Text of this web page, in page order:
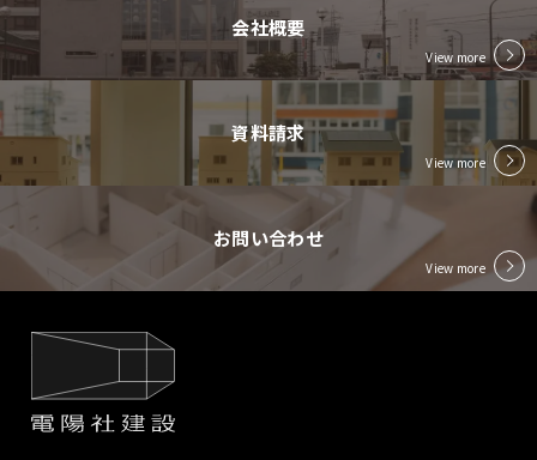
会社概要
View more
資料請求
View more
お問い合わせ
View more